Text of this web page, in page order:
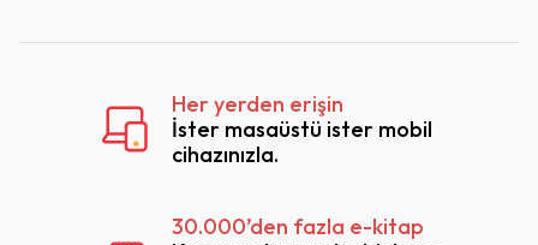
Her yerden erişin
İster masaüstü ister mobil
cihazınızla.
30.000’den fazla e-kitap